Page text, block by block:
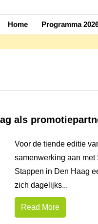
Home Programma
als
Voor de tiende editie
samenwerking aan
Stappen in Den Haag
zich dagelijks...
Read More